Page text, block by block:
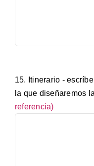
15. Itinerario -
la que diseñaremos
referencia)